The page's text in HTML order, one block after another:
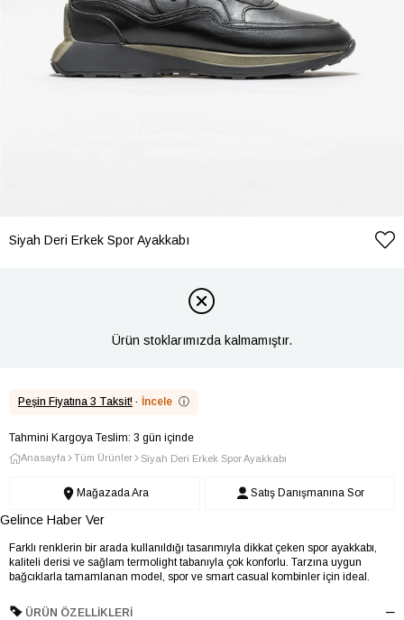
Siyah Deri Erkek Spor Ayakkabı
Ürün stoklarımızda kalmamıştır.
Peşin Fiyatına 3 Taksit! · İncele ⓘ
Tahmini Kargoya Teslim: 3 gün içinde
Anasayfa Tüm Ürünler Siyah Deri Erkek Spor Ayakkabı
Mağazada Ara Satış Danışmanına Sor
Gelince Haber Ver
Farklı renklerin bir arada kullanıldığı tasarımıyla dikkat çeken spor ayakkabı,
kaliteli derisi ve sağlam termolight tabanıyla çok konforlu. Tarzına uygun
bağcıklarla tamamlanan model, spor ve smart casual kombinler için ideal.
ÜRÜN ÖZELLIKLERI